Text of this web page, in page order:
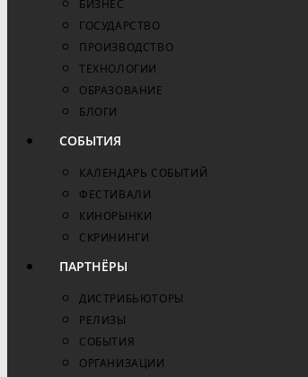
БИЗНЕС
ГОСУДАРСТВО
ПРОИЗВОДСТВО
ТЕХНОЛОГИИ
ОБРАЗОВАНИЕ
БЛОГИ
СОБЫТИЯ
КАЛЕНДАРЬ СОБЫТИЙ
ФЕСТИВАЛИ
КИНОРЫНКИ
СКРИНИНГИ
ПАРТНЁРЫ
ДИСТРИБЬЮТОРЫ
РЕЛИЗЫ
СОБЫТИЯ
ОРГАНИЗАЦИИ